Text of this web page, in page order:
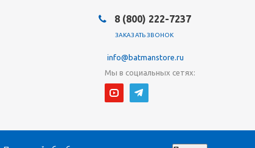
8 (800) 222-7237
ЗАКАЗАТЬ ЗВОНОК
info@batmanstore.ru
Мы в социальных сетях: